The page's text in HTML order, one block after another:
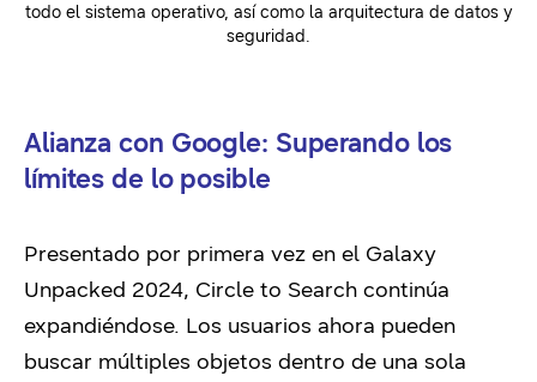
todo el sistema operativo, así como la arquitectura de datos y
seguridad.
Alianza con Google: Superando los
límites de lo posible
Presentado por primera vez en el Galaxy
Unpacked 2024, Circle to Search continúa
expandiéndose. Los usuarios ahora pueden
buscar múltiples objetos dentro de una sola